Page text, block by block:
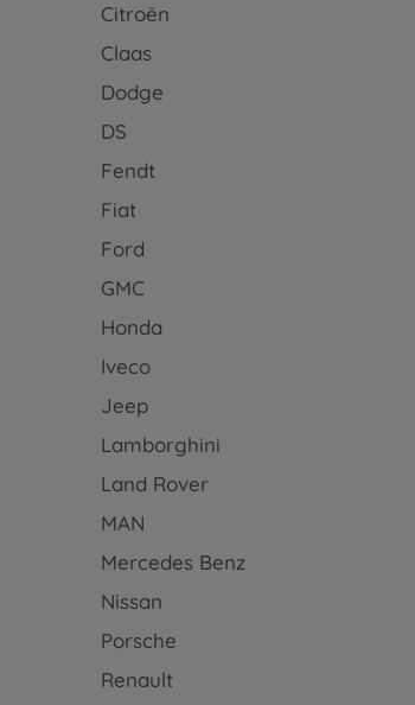
Citroën
Claas
Dodge
DS
Fendt
Fiat
Ford
GMC
Honda
Iveco
Jeep
Lamborghini
Land Rover
MAN
Mercedes Benz
Nissan
Porsche
Renault